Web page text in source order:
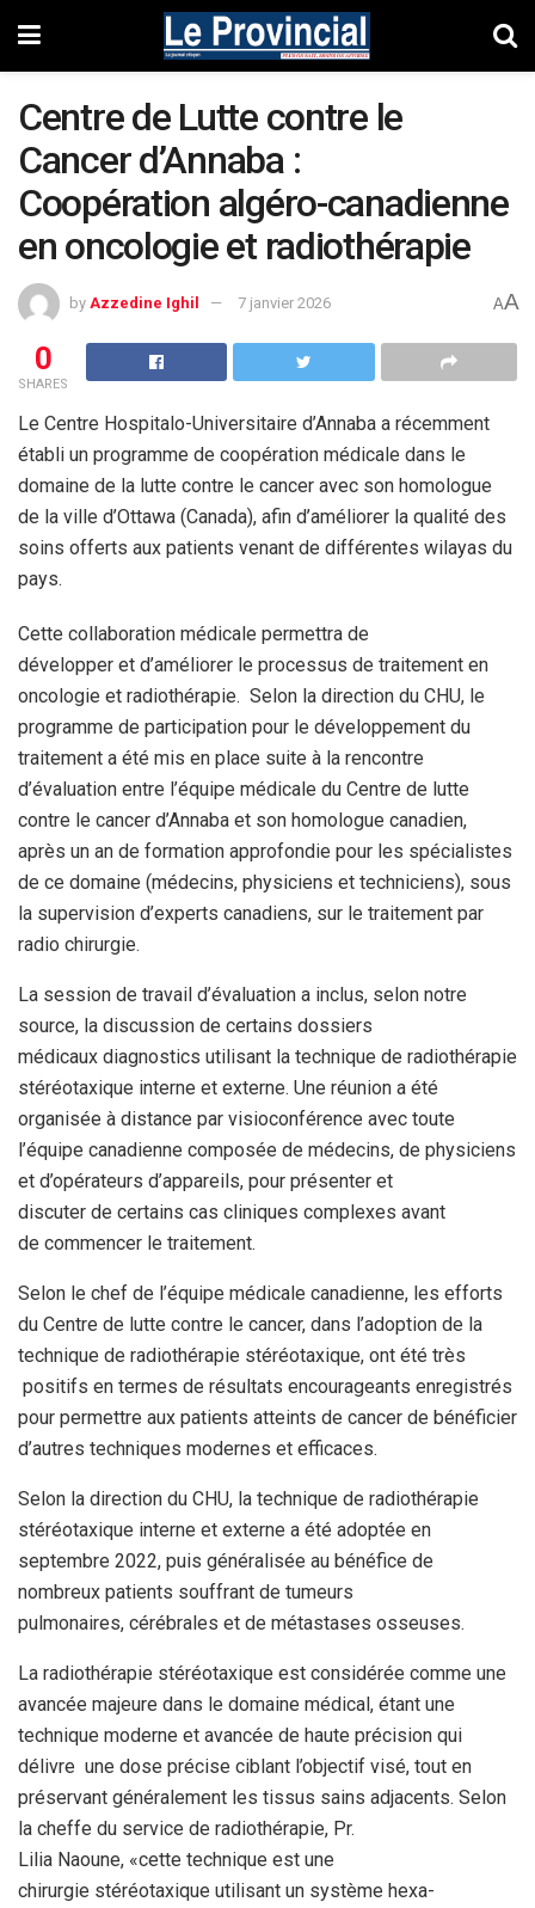
Centre de Lutte contre le
Cancer d’Annaba :
Coopération algéro-canadienne
en oncologie et radiothérapie
by Azzedine Ighil 7 janvier 2026 AA
0
SHARES
Le Centre Hospitalo-Universitaire d’Annaba a récemment
établi un programme de coopération médicale dans le
domaine de la lutte contre le cancer avec son homologue
de la ville d’Ottawa (Canada), afin d’améliorer la qualité des
soins offerts aux patients venant de différentes wilayas du
pays.
Cette collaboration médicale permettra de
développer et d’améliorer le processus de traitement en
oncologie et radiothérapie. Selon la direction du CHU, le
programme de participation pour le développement du
traitement a été mis en place suite à la rencontre
d’évaluation entre l’équipe médicale du Centre de lutte
contre le cancer d’Annaba et son homologue canadien,
après un an de formation approfondie pour les spécialistes
de ce domaine (médecins, physiciens et techniciens), sous
la supervision d’experts canadiens, sur le traitement par
radio chirurgie.
La session de travail d’évaluation a inclus, selon notre
source, la discussion de certains dossiers
médicaux diagnostics utilisant la technique de radiothérapie
stéréotaxique interne et externe. Une réunion a été
organisée à distance par visioconférence avec toute
l’équipe canadienne composée de médecins, de physiciens
et d’opérateurs d’appareils, pour présenter et
discuter de certains cas cliniques complexes avant
de commencer le traitement.
Selon le chef de l’équipe médicale canadienne, les efforts
du Centre de lutte contre le cancer, dans l’adoption de la
technique de radiothérapie stéréotaxique, ont été très
positifs en termes de résultats encourageants enregistrés
pour permettre aux patients atteints de cancer de bénéficier
d’autres techniques modernes et efficaces.
Selon la direction du CHU, la technique de radiothérapie
stéréotaxique interne et externe a été adoptée en
septembre 2022, puis généralisée au bénéfice de
nombreux patients souffrant de tumeurs
pulmonaires, cérébrales et de métastases osseuses.
La radiothérapie stéréotaxique est considérée comme une
avancée majeure dans le domaine médical, étant une
technique moderne et avancée de haute précision qui
délivre une dose précise ciblant l’objectif visé, tout en
préservant généralement les tissus sains adjacents. Selon
la cheffe du service de radiothérapie, Pr.
Lilia Naoune, «cette technique est une
chirurgie stéréotaxique utilisant un système hexa-